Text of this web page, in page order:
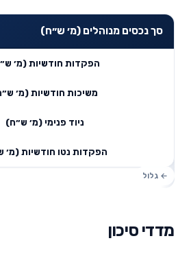
סך נכסים מנוהלים (מ׳ ש״ח)
הפקדות חודשיות (מ׳
משיכות חודשיות (מ׳
ניוד פנימי (מ׳ ש״ח)
הפקדות נטו חודשיות (מ׳
מדדי סיכון